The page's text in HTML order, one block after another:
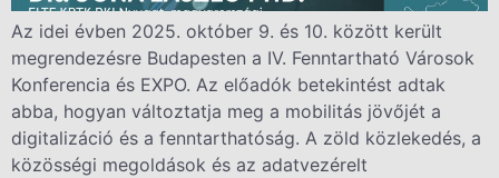
Az idei évben 2025. október 9. és 10. között került
megrendezésre Budapesten a IV. Fenntartható Városok
Konferencia és EXPO. Az előadók betekintést adtak
abba, hogyan változtatja meg a mobilitás jövőjét a
digitalizáció és a fenntarthatóság. A zöld közlekedés, a
közösségi megoldások és az adatvezérelt